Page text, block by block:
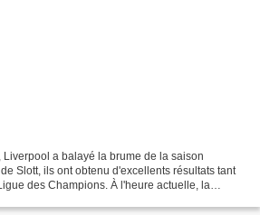
a balayé la brume de la saison
Slott, ils ont obtenu d'excellents résultats tant
des Champions. À l'heure actuelle, la